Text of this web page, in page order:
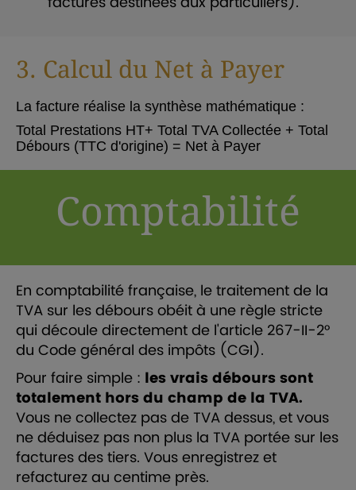
3. Calcul du Net à Payer
La facture réalise la synthèse mathématique :
Total Prestations HT+ Total TVA Collectée + Total
Débours (TTC d'origine) = Net à Payer
Comptabilité
En comptabilité française, le traitement de la
TVA sur les débours obéit à une règle stricte
qui découle directement de l'article 267-II-2°
du Code général des impôts (CGI).
Pour faire simple : les vrais débours sont
totalement hors du champ de la TVA.
Vous ne collectez pas de TVA dessus, et vous
ne déduisez pas non plus la TVA portée sur les
factures des tiers. Vous enregistrez et
refacturez au centime près.